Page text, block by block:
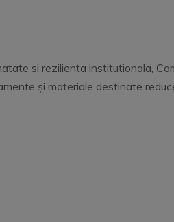
si rezilienta institutionala,
și materiale destinate